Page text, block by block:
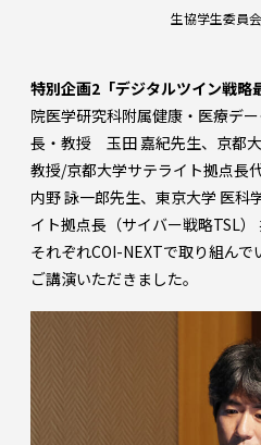
生協学生委員
特別企画2「デジタルツイン戦略
院医学研究科附属健康・医療デ
長・教授 玉田 嘉紀先生、京都
教授/京都大学サテライト拠点長
内野 詠一郎先生、東京大学 医科
イト拠点長（サイバー戦略TSL）
それぞれCOI-NEXTで取り組ん
ご講演いただきました。